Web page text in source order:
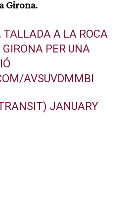
Girona.
TALLADA A LA ROCA
GIRONA PER UNA
AVSUVDMMBI
JANUARY